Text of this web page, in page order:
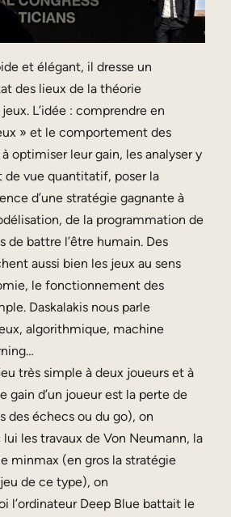
et élégant, il dresse un
des lieux de la théorie
L’idée : comprendre en
» et le comportement des
optimiser leur gain, les analyser y
de vue quantitatif, poser la
d’une stratégie gagnante à
de la programmation de
de battre l’être humain. Des
aussi bien les jeux au sens
le fonctionnement des
Daskalakis nous parle
algorithmique, machine
très simple à deux joueurs et à
gain d’un joueur est la perte de
des échecs ou du go), on
les travaux de Von Neumann, la
minmax (en gros la stratégie
de ce type), on
l’ordinateur Deep Blue battait le